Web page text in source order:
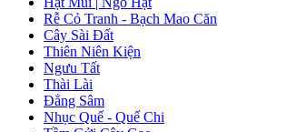
Rễ Cỏ Tranh - Bạch Mao Căn
Cây Sài Đất
Thiên Niên Kiện
Ngưu Tất
Thài Lài
Đẳng Sâm
Nhục Quế - Quế Chi